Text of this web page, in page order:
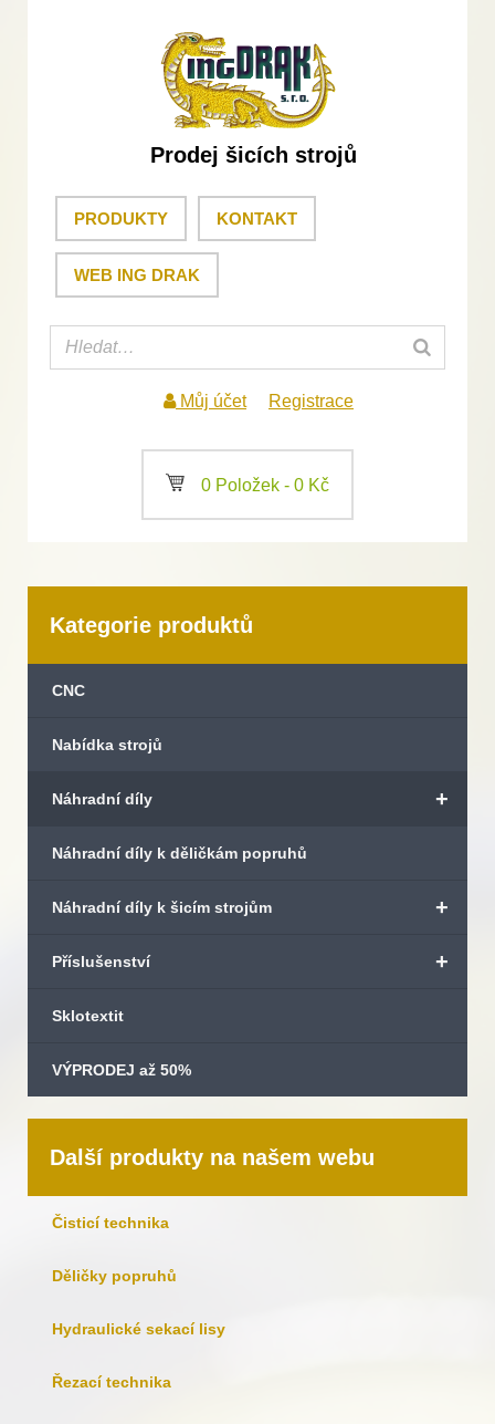
Prodej šicích strojů
PRODUKTY KONTAKT
WEB ING DRAK
Můj účet Registrace
a 0 Položek - 0 Kč
Kategorie produktů
CNC
Nabídka strojů
+
Náhradní díly
Náhradní díly k děličkám popruhů
+
Náhradní díly k šicím strojům
+
Příslušenství
Sklotextit
VÝPRODEJ až 50%
Další produkty na našem webu
Čisticí technika
Děličky popruhů
Hydraulické sekací lisy
Řezací technika